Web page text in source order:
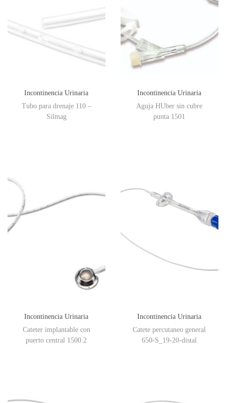
Incontinencia Urinaria
Tubo para drenaje 110 –
Silmag
Incontinencia Urinaria
Aguja HUber sin cubre
punta 1501
Incontinencia Urinaria
Cateter implantable con
puerto central 1500.2
Incontinencia Urinaria
Catete percutaneo general
650-S_19-20-distal